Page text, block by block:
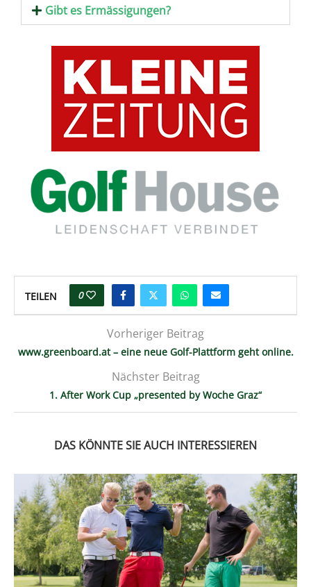
Gibt es Ermässigungen?
TEILEN 0
Vorheriger Beitrag
www.greenboard.at – eine neue Golf-Plattform geht online.
Nächster Beitrag
1. After Work Cup „presented by Woche Graz“
DAS KÖNNTE SIE AUCH INTERESSIEREN